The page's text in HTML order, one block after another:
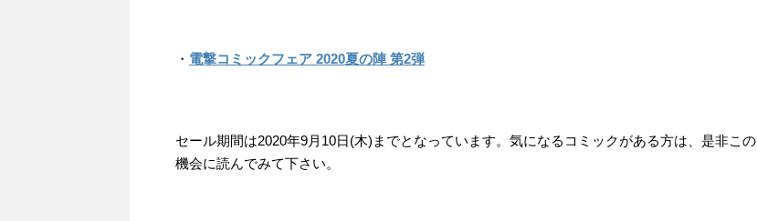
・ 電撃コミックフェア 2020夏の陣 第2弾
セール期間は2020年9月10日(木)までとなっています。気になるコミックがある方は、是非この
機会に読んでみて下さい。